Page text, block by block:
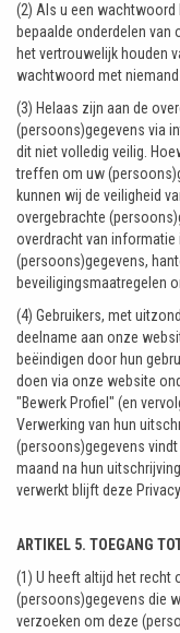
(2) Als u een
bepaalde onderdelen
het vertrouwelijk houden
wachtwoord met niemand
(3) Helaas zijn aan de
(persoons)gegevens via
dit niet volledig veilig.
treffen om uw
kunnen wij de veiligheid
overgebrachte
overdracht van
(persoons)gegevens,
beveiligingsmaatregelen
(4) Gebruikers, met
deelname aan onze
beëindigen door hun
doen via onze website
"Bewerk Profiel" (en
Verwerking van hun
(persoons)gegevens
maand na hun
verwerkt blijft deze
ARTIKEL 5. TOEGANG
(1) U heeft altijd het recht
(persoons)gegevens die
verzoeken om deze